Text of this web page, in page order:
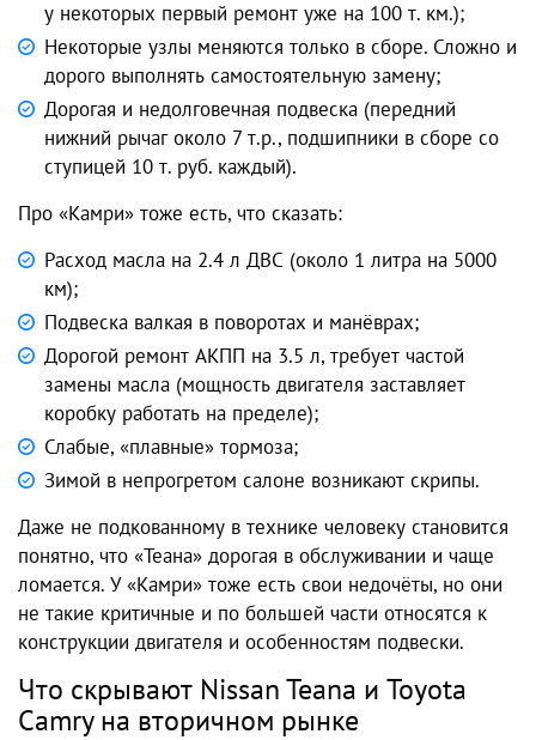
у некоторых первый ремонт уже на 100 т. км.);
Некоторые узлы меняются только в сборе. Сложно и
дорого выполнять самостоятельную замену;
Дорогая и недолговечная подвеска (передний
нижний рычаг около 7 т.р., подшипники в сборе со
ступицей 10 т. руб. каждый).
Про «Камри» тоже есть, что сказать:
Расход масла на 2.4 л ДВС (около 1 литра на 5000
км);
Подвеска валкая в поворотах и манёврах;
Дорогой ремонт АКПП на 3.5 л, требует частой
замены масла (мощность двигателя заставляет
коробку работать на пределе);
Слабые, «плавные» тормоза;
Зимой в непрогретом салоне возникают скрипы.
Даже не подкованному в технике человеку становится
понятно, что «Теана» дорогая в обслуживании и чаще
ломается. У «Камри» тоже есть свои недочёты, но они
не такие критичные и по большей части относятся к
конструкции двигателя и особенностям подвески.
Что скрывают Nissan Teana и Toyota
Camry на вторичном рынке